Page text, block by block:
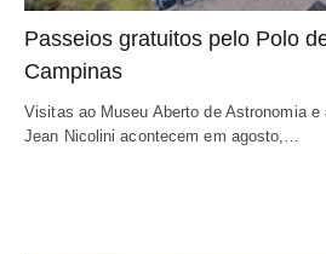
Passeios gratuitos pelo Polo
Campinas
Visitas ao Museu Aberto de Astronomia e
Jean Nicolini acontecem em agosto,…